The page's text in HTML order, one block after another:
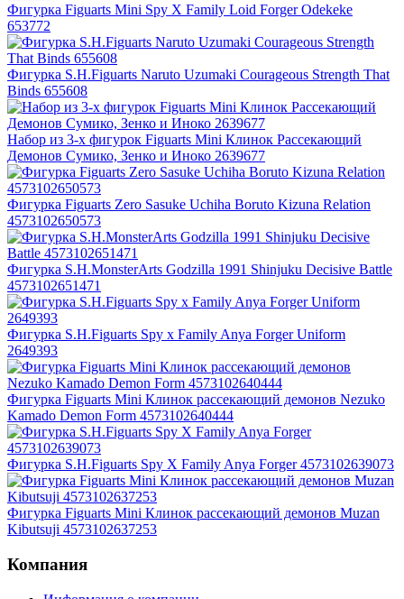
Фигурка Figuarts Mini Spy X Family Loid Forger Odekeke
653772
Фигурка S.H.Figuarts Naruto Uzumaki Courageous Strength That
Binds 655608
Набор из 3-х фигурок Figuarts Mini Клинок Рассекающий
Демонов Сумико, Зенко и Иноко 2639677
Фигурка Figuarts Zero Sasuke Uchiha Boruto Kizuna Relation
4573102650573
Фигурка S.H.MonsterArts Godzilla 1991 Shinjuku Decisive Battle
4573102651471
Фигурка S.H.Figuarts Spy x Family Anya Forger Uniform
2649393
Фигурка Figuarts Mini Клинок рассекающий демонов Nezuko
Kamado Demon Form 4573102640444
Фигурка S.H.Figuarts Spy X Family Anya Forger 4573102639073
Фигурка Figuarts Mini Клинок рассекающий демонов Muzan
Kibutsuji 4573102637253
Компания